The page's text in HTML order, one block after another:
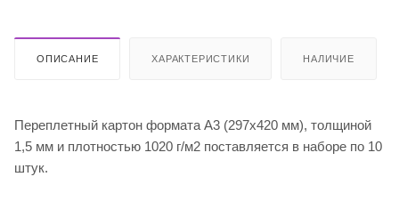
ОПИСАНИЕ ХАРАКТЕРИСТИКИ НАЛИЧИЕ
Переплетный картон формата А3 (297х420 мм), толщиной
1,5 мм и плотностью 1020 г/м2 поставляется в наборе по 10
штук.